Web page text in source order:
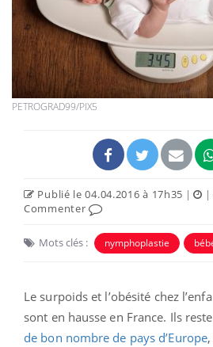
PETROGRAD99/PIX5
Publié le 04.04.2016 à 17h35 | |
Commenter
Mots clés : nymphoplastie
Le surpoids et l’obésité chez
sont en hausse en France. Ils
de bon nombre de pays d’Europe